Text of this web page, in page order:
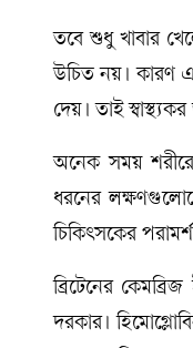
তবে শুধু খাবার
উচিত নয়। কারণ
দেয়। তাই
অনেক সময়
ধরনের
চিকিৎসকের
ব্রিটেনের
দরকার।